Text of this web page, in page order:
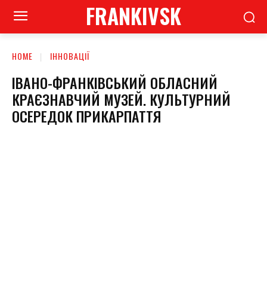
FRANKIVSK
HOME ІННОВАЦІЇ
ІВАНО-ФРАНКІВСЬКИЙ ОБЛАСНИЙ
КРАЄЗНАВЧИЙ МУЗЕЙ. КУЛЬТУРНИЙ
ОСЕРЕДОК ПРИКАРПАТТЯ